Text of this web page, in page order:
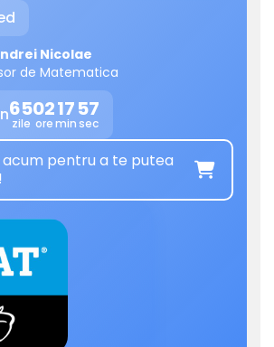
Nicolae
de Matematica
65
zile
02
ore
17
min
57
sec
pentru a te putea
